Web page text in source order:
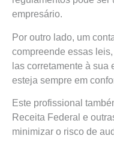
empresário.
Por outro lado, um
compreende essas
las corretamente à sua
esteja sempre em
Este profissional
Receita Federal e
minimizar o risco de